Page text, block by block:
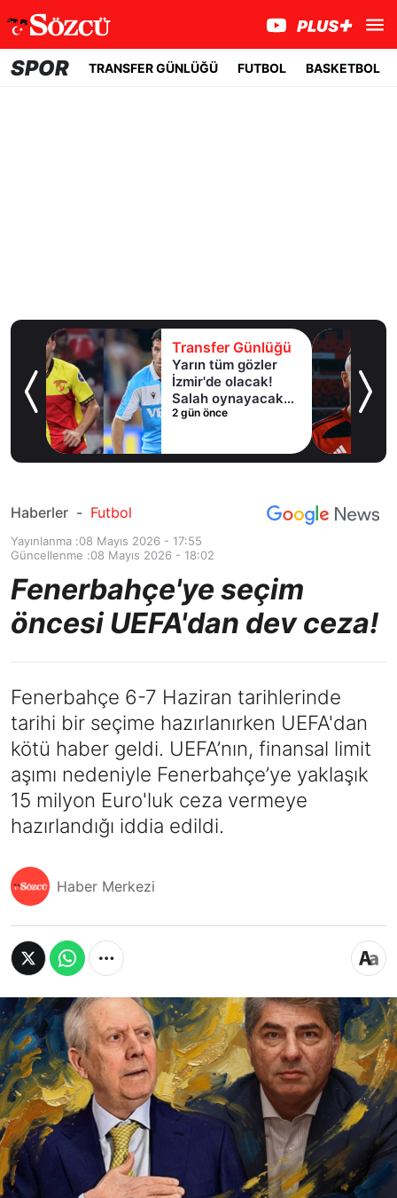
SPOR TRANSFER GÜNLÜĞÜ FUTBOL BASKETBOL
Transfer Günlüğü
Yarın tüm gözler
İzmir'de olacak!
Salah oynayacak
mı?
2 gün önce
Haberler - Futbol
Yayınlanma :08 Mayıs 2026 - 17:55
Güncellenme :08 Mayıs 2026 - 18:02
Fenerbahçe'ye seçim
öncesi UEFA'dan dev ceza!
Fenerbahçe 6-7 Haziran tarihlerinde
tarihi bir seçime hazırlanırken UEFA'dan
kötü haber geldi. UEFA’nın, finansal limit
aşımı nedeniyle Fenerbahçe’ye yaklaşık
15 milyon Euro'luk ceza vermeye
hazırlandığı iddia edildi.
Haber Merkezi